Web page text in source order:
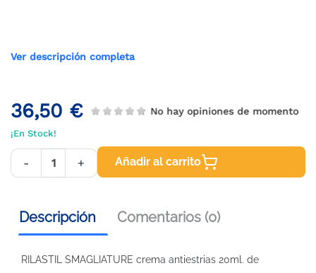
Ver descripción completa
36,50 € No hay opiniones de momento
¡En Stock!
- + Añadir al carrito
Descripción Comentarios (0)
RILASTIL SMAGLIATURE crema antiestrias 20ml. de